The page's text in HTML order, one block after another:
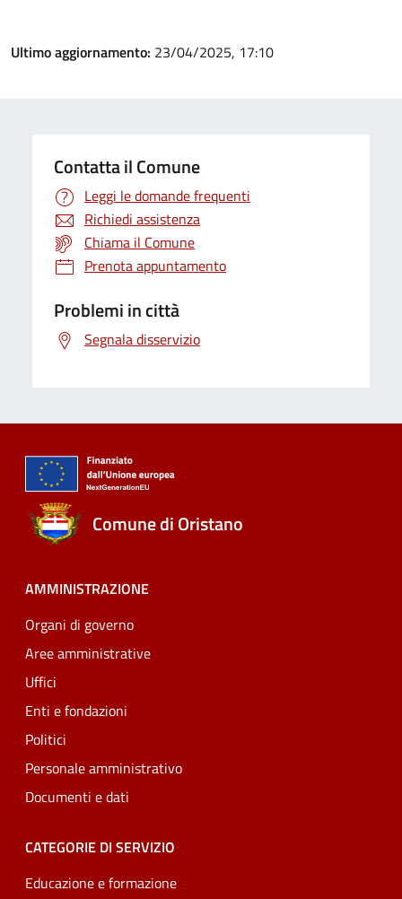
Ultimo aggiornamento: 23/04/2025, 17:10
Contatta il Comune
Leggi le domande frequenti
Richiedi assistenza
Chiama il Comune
Prenota appuntamento
Problemi in città
Segnala disservizio
Comune di Oristano
AMMINISTRAZIONE
Organi di governo
Aree amministrative
Uffici
Enti e fondazioni
Politici
Personale amministrativo
Documenti e dati
CATEGORIE DI SERVIZIO
Educazione e formazione